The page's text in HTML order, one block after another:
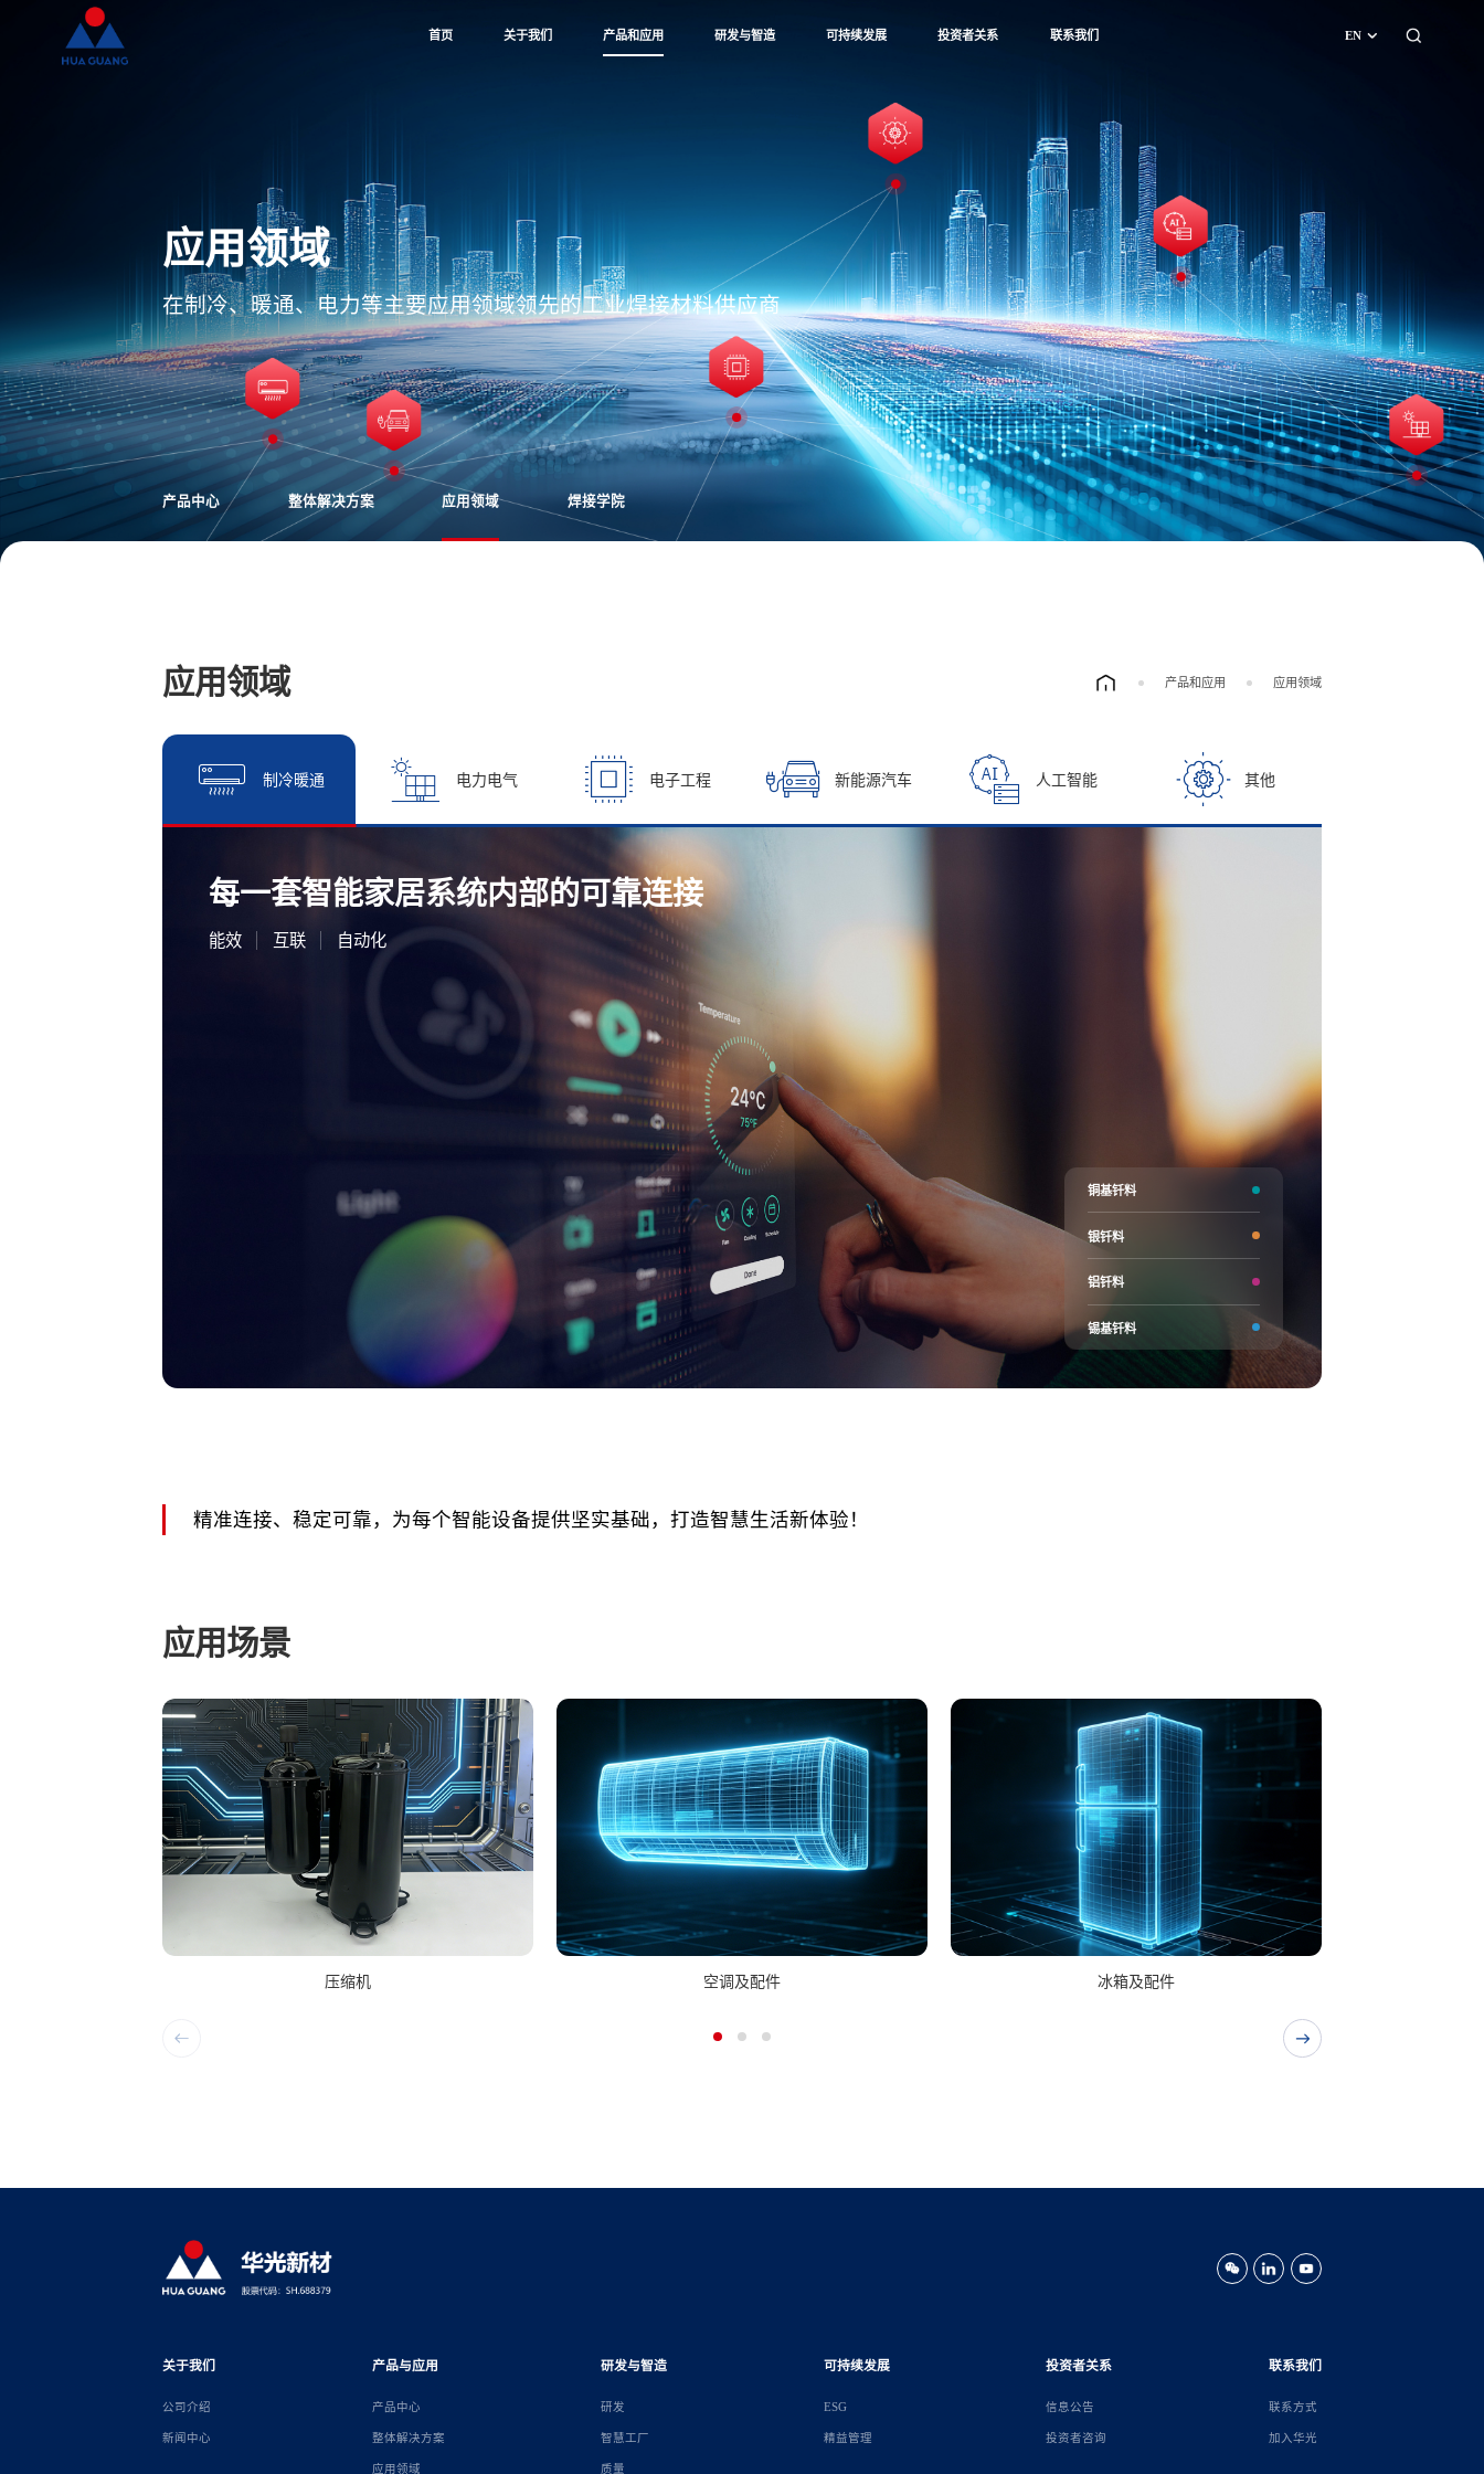
首页 关于我们 产品和应用 研发与智造 可持续发展 投资者关系 联系我们 EN
应用领域
在制冷、暖通、电力等主要应用领域领先的工业焊接材料供应商
产品中心 整体解决方案 应用领域 焊接学院
应用领域 产品和应用 应用领域
制冷暖通 电力电气 电子工程 新能源汽车 人工智能 其他
每一套智能家居系统内部的可靠连接
能效 互联 自动化
铜基钎料
银钎料
铝钎料
锡基钎料
精准连接、稳定可靠，为每个智能设备提供坚实基础，打造智慧生活新体验！
应用场景
压缩机 空调及配件 冰箱及配件
关于我们
公司介绍
新闻中心
产品与应用
产品中心
整体解决方案
应用领域
研发与智造
研发
智慧工厂
质量
可持续发展
ESG
精益管理
投资者关系
信息公告
投资者咨询
联系我们
联系方式
加入华光